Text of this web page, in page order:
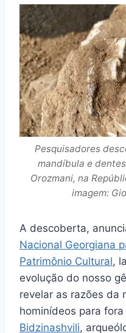
Pesquisadores
mandíbula e
Orozmani, na
imagem:
A descoberta,
Nacional Georgiana
Patrimônio Cultural,
evolução do nosso
revelar as razões da
hominídeos para fora
Bidzinashvili,